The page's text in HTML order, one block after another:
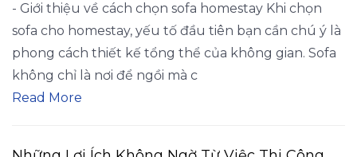
- Giới thiệu về cách chọn sofa homestay Khi chọn
sofa cho homestay, yếu tố đầu tiên bạn cần chú ý là
phong cách thiết kế tổng thể của không gian. Sofa
không chỉ là nơi để ngồi mà c
Read More